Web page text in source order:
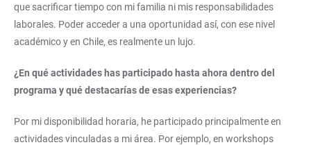
que sacrificar tiempo con mi familia ni mis responsabilidades
laborales. Poder acceder a una oportunidad así, con ese nivel
académico y en Chile, es realmente un lujo.
¿En qué actividades has participado hasta ahora dentro del
programa y qué destacarías de esas experiencias?
Por mi disponibilidad horaria, he participado principalmente en
actividades vinculadas a mi área. Por ejemplo, en workshops